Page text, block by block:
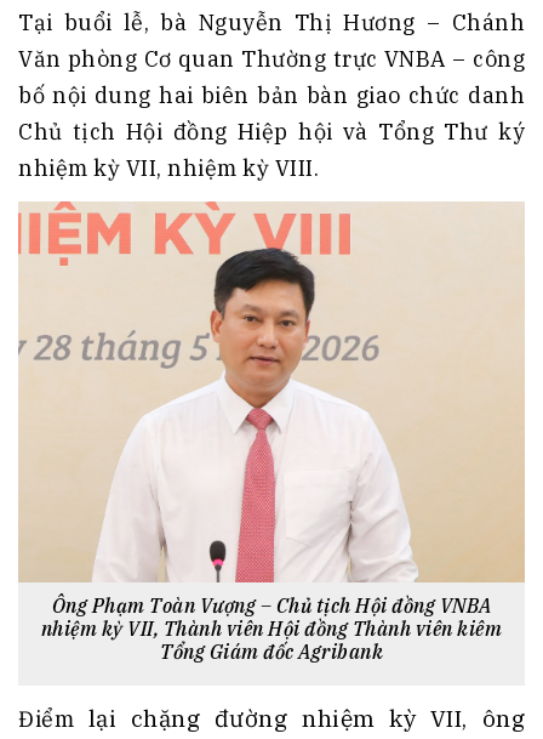
Tại buổi lễ, bà Nguyễn Thị Hương – Chánh
Văn phòng Cơ quan Thường trực VNBA – công
bố nội dung hai biên bản bàn giao chức danh
Chủ tịch Hội đồng Hiệp hội và Tổng Thư ký
nhiệm kỳ VII, nhiệm kỳ VIII.
Ông Phạm Toàn Vượng – Chủ tịch Hội đồng VNBA
nhiệm kỳ VII, Thành viên Hội đồng Thành viên kiêm
Tổng Giám đốc Agribank
Điểm lại chặng đường nhiệm kỳ VII, ông